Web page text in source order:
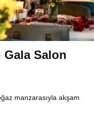
Salon
manzarasıyla akşam